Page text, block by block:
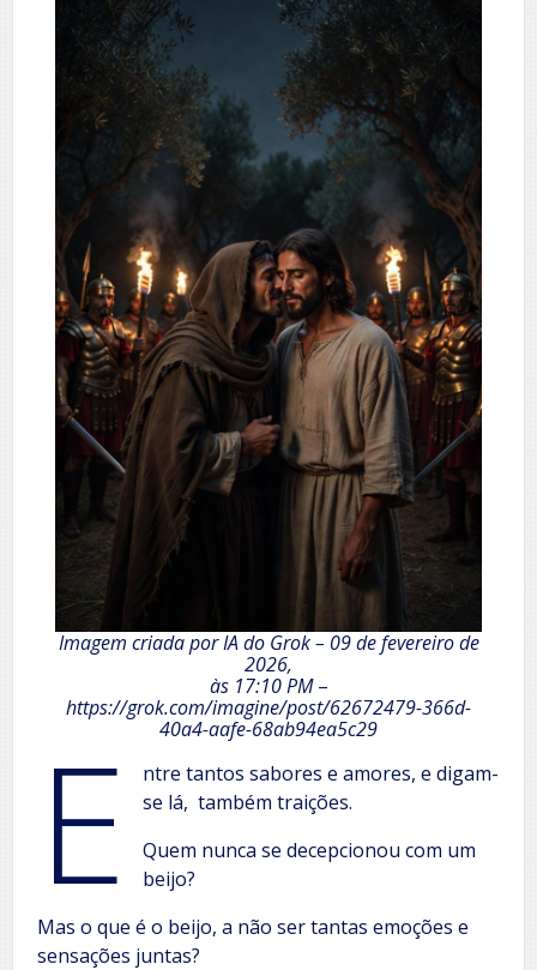
Imagem criada por IA do Grok – 09 de fevereiro de
2026,
às 17:10 PM–
https://grok.com/imagine/post/62672479-366d-
40a4-aafe-68ab94ea5c29
E
ntre tantos sabores e amores, e digam-
se lá, também traições.
Quem nunca se decepcionou com um
beijo?
Mas o que é o beijo, a não ser tantas emoções e
sensações juntas?